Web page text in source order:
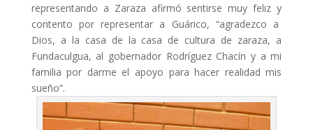
representando a Zaraza afirmó sentirse muy feliz y
contento por representar a Guárico, “agradezco a
Dios, a la casa de la casa de cultura de zaraza, a
Fundaculgua, al gobernador Rodríguez Chacín y a mi
familia por darme el apoyo para hacer realidad mis
sueño”.